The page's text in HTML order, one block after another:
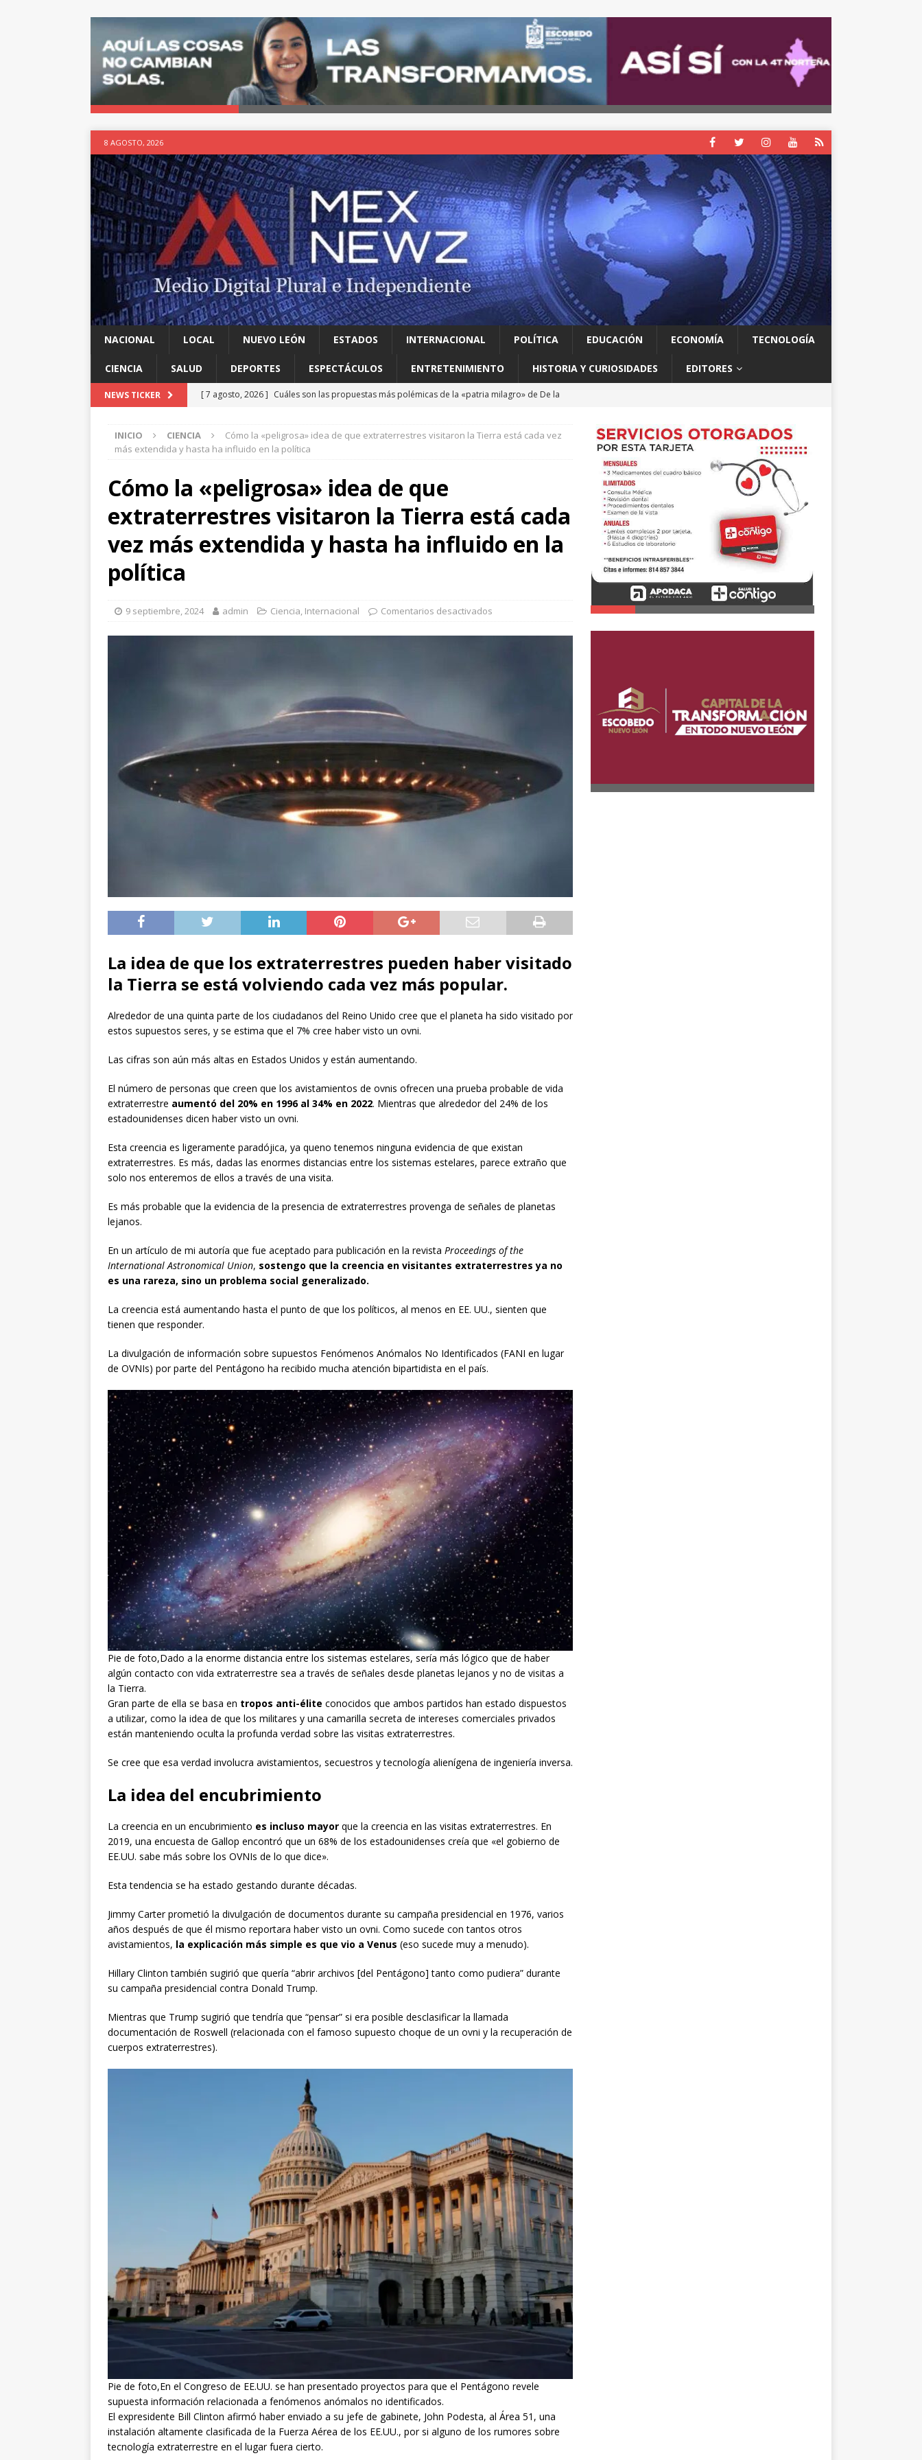
8 AGOSTO, 2026
NACIONAL LOCAL NUEVO LEÓN ESTADOS INTERNACIONAL POLÍTICA EDUCACIÓN ECONOMÍA TECNOLOGÍA
CIENCIA SALUD DEPORTES ESPECTÁCULOS ENTRETENIMIENTO HISTORIA Y CURIOSIDADES EDITORES
NEWS TICKER [ 7 agosto, 2026 ] Cuáles son las propuestas más polémicas de la «patria milagro» de De la
[ 7 agosto, 2026 ] México y Perú restablecen relaciones tras crisis diplomática
[ 7 agosto, 2026 ] Investigan empacadora de chiles jalapeños en Nuevo León por brote de
salmonella
LOCAL
[ 7 agosto, 2026 ] Algo que vale la pena leer
ALBERTO BOARDMAN
Instalan en Guadalupe Consejo Municipal de Participación de la Mujer
INICIO CIENCIA
Cómo la «peligrosa» idea de que extraterrestres visitaron la Tierra está cada vez
más extendida y hasta ha influido en la política
Cómo la «peligrosa» idea de que
extraterrestres visitaron la Tierra está cada
vez más extendida y hasta ha influido en la
política
9 septiembre, 2024 admin Ciencia, Internacional Comentarios desactivados
La idea de que los extraterrestres pueden haber visitado
la Tierra se está volviendo cada vez más popular.
Alrededor de una quinta parte de los ciudadanos del Reino Unido cree que el planeta ha sido visitado por
estos supuestos seres, y se estima que el 7% cree haber visto un ovni.
Las cifras son aún más altas en Estados Unidos y están aumentando.
El número de personas que creen que los avistamientos de ovnis ofrecen una prueba probable de vida
extraterrestre aumentó del 20% en 1996 al 34% en 2022. Mientras que alrededor del 24% de los
estadounidenses dicen haber visto un ovni.
Esta creencia es ligeramente paradójica, ya queno tenemos ninguna evidencia de que existan
extraterrestres. Es más, dadas las enormes distancias entre los sistemas estelares, parece extraño que
solo nos enteremos de ellos a través de una visita.
Es más probable que la evidencia de la presencia de extraterrestres provenga de señales de planetas
lejanos.
En un artículo de mi autoría que fue aceptado para publicación en la revista Proceedings of the
International Astronomical Union, sostengo que la creencia en visitantes extraterrestres ya no
es una rareza, sino un problema social generalizado.
La creencia está aumentando hasta el punto de que los políticos, al menos en EE. UU., sienten que
tienen que responder.
La divulgación de información sobre supuestos Fenómenos Anómalos No Identificados (FANI en lugar
de OVNIs) por parte del Pentágono ha recibido mucha atención bipartidista en el país.
Pie de foto,Dado a la enorme distancia entre los sistemas estelares, sería más lógico que de haber
algún contacto con vida extraterrestre sea a través de señales desde planetas lejanos y no de visitas a
la Tierra.
Gran parte de ella se basa en tropos anti-élite conocidos que ambos partidos han estado dispuestos
a utilizar, como la idea de que los militares y una camarilla secreta de intereses comerciales privados
están manteniendo oculta la profunda verdad sobre las visitas extraterrestres.
Se cree que esa verdad involucra avistamientos, secuestros y tecnología alienígena de ingeniería inversa.
La idea del encubrimiento
La creencia en un encubrimiento es incluso mayor que la creencia en las visitas extraterrestres. En
2019, una encuesta de Gallop encontró que un 68% de los estadounidenses creía que «el gobierno de
EE.UU. sabe más sobre los OVNIs de lo que dice».
Esta tendencia se ha estado gestando durante décadas.
Jimmy Carter prometió la divulgación de documentos durante su campaña presidencial en 1976, varios
años después de que él mismo reportara haber visto un ovni. Como sucede con tantos otros
avistamientos, la explicación más simple es que vio a Venus (eso sucede muy a menudo).
Hillary Clinton también sugirió que quería “abrir archivos [del Pentágono] tanto como pudiera” durante
su campaña presidencial contra Donald Trump.
Mientras que Trump sugirió que tendría que “pensar” si era posible desclasificar la llamada
documentación de Roswell (relacionada con el famoso supuesto choque de un ovni y la recuperación de
cuerpos extraterrestres).
Pie de foto,En el Congreso de EE.UU. se han presentado proyectos para que el Pentágono revele
supuesta información relacionada a fenómenos anómalos no identificados.
El expresidente Bill Clinton afirmó haber enviado a su jefe de gabinete, John Podesta, al Área 51, una
instalación altamente clasificada de la Fuerza Aérea de los EE.UU., por si alguno de los rumores sobre
tecnología extraterrestre en el lugar fuera cierto.